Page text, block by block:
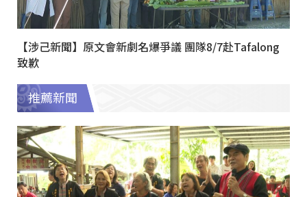
【涉己新聞】原文會新劇名爆爭議 團隊8/7赴Tafalong
致歉
推薦新聞